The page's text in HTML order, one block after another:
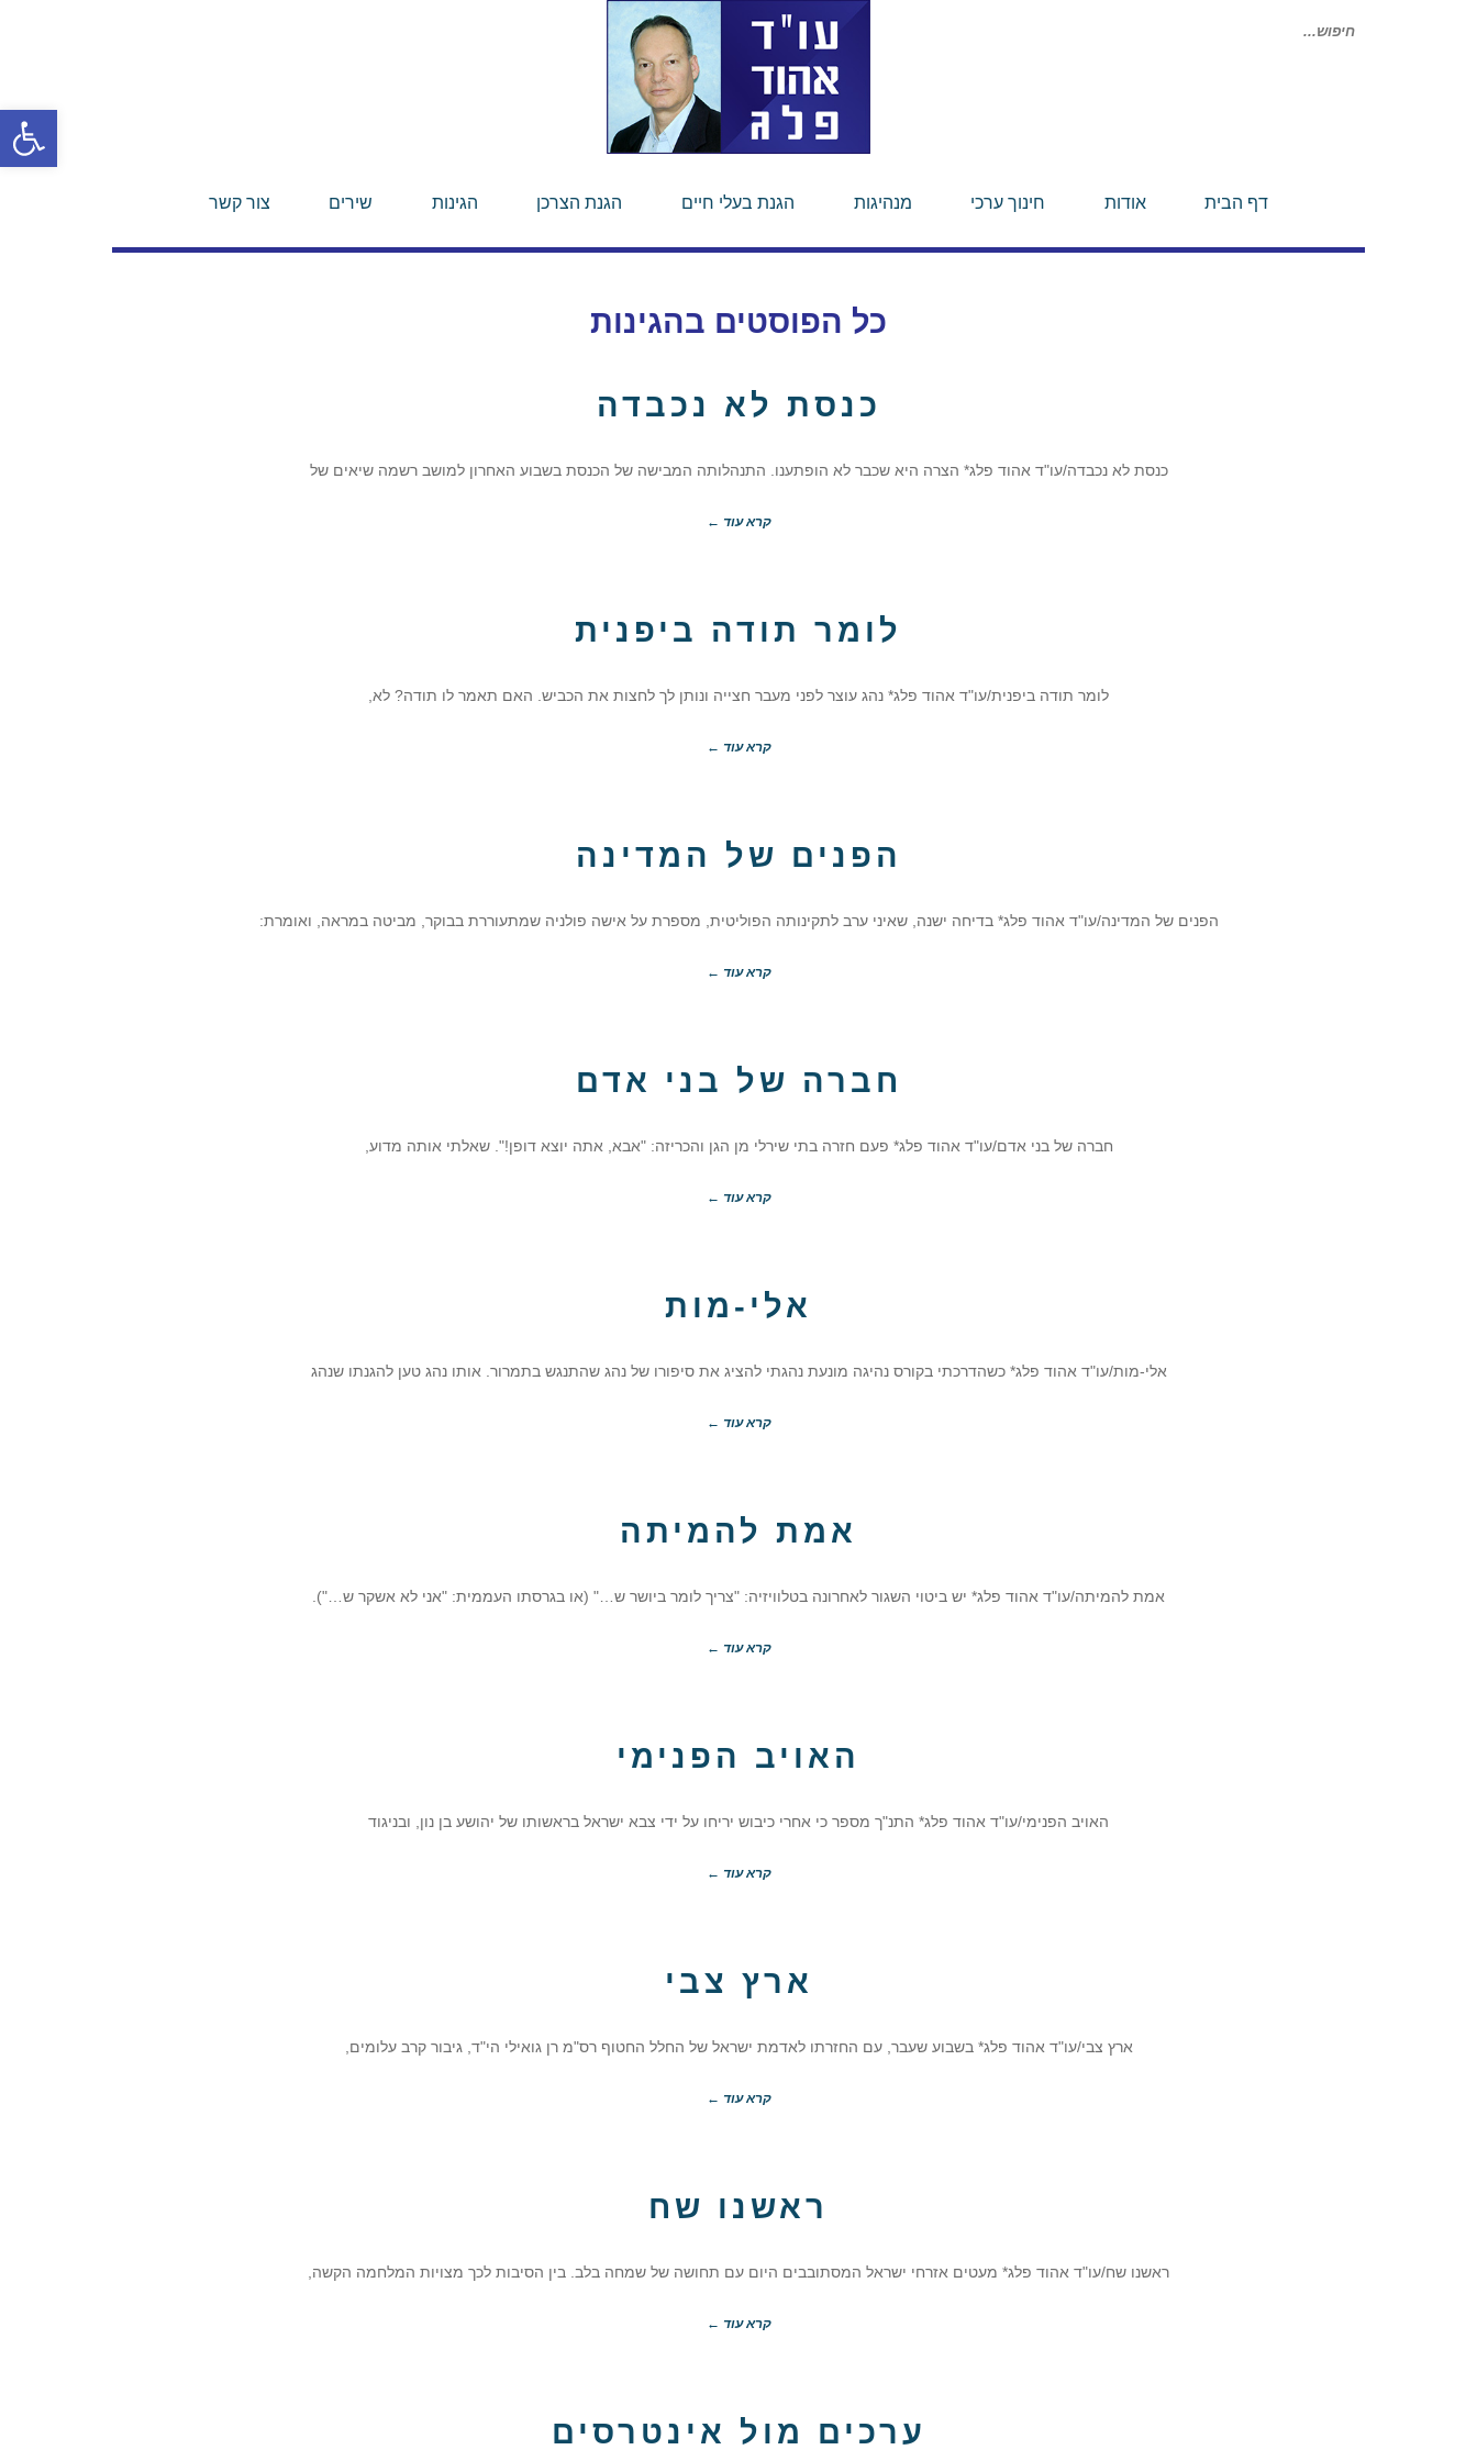
פתח
חיפוש
דף הבית אודות חינוך ערכי מנהיגות הגנת בעלי חיים הגנת הצרכן הגינות שירים צור קשר
כל הפוסטים בהגינות
כנסת לא נכבדה
כנסת לא נכבדה/עו"ד אהוד פלג* הצרה היא שכבר לא הופתענו. התנהלותה המבישה של הכנסת בשבוע האחרון למושב רשמה שיאים של
קרא עוד ←
לומר תודה ביפנית
לומר תודה ביפנית/עו"ד אהוד פלג* נהג עוצר לפני מעבר חצייה ונותן לך לחצות את הכביש. האם תאמר לו תודה? לא,
קרא עוד ←
הפנים של המדינה
הפנים של המדינה/עו"ד אהוד פלג* בדיחה ישנה, שאיני ערב לתקינותה הפוליטית, מספרת על אישה פולניה שמתעוררת בבוקר, מביטה במראה, ואומרת:
קרא עוד ←
חברה של בני אדם
חברה של בני אדם/עו"ד אהוד פלג* פעם חזרה בתי שירלי מן הגן והכריזה: "אבא, אתה יוצא דופן!". שאלתי אותה מדוע,
קרא עוד ←
אלי-מות
אלי-מות/עו"ד אהוד פלג* כשהדרכתי בקורס נהיגה מונעת נהגתי להציג את סיפורו של נהג שהתנגש בתמרור. אותו נהג טען להגנתו שנהג
קרא עוד ←
אמת להמיתה
אמת להמיתה/עו"ד אהוד פלג* יש ביטוי השגור לאחרונה בטלוויזיה: "צריך לומר ביושר ש…" (או בגרסתו העממית: "אני לא אשקר ש…").
קרא עוד ←
האויב הפנימי
האויב הפנימי/עו"ד אהוד פלג* התנ"ך מספר כי אחרי כיבוש יריחו על ידי צבא ישראל בראשותו של יהושע בן נון, ובניגוד
קרא עוד ←
ארץ צבי
ארץ צבי/עו"ד אהוד פלג* בשבוע שעבר, עם החזרתו לאדמת ישראל של החלל החטוף רס"מ רן גואילי הי"ד, גיבור קרב עלומים,
קרא עוד ←
ראשנו שח
ראשנו שח/עו"ד אהוד פלג* מעטים אזרחי ישראל המסתובבים היום עם תחושה של שמחה בלב. בין הסיבות לכך מצויות המלחמה הקשה,
קרא עוד ←
ערכים מול אינטרסים